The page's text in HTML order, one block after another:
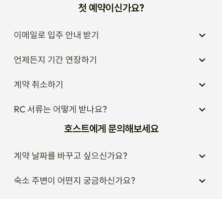
첫 예약이신가요?
이메일로 입주 안내 받기
언제든지 기간 연장하기
계약 취소하기
RC 서류는 어떻게 받나요?
호스트에게 문의해보세요
계약 날짜를 바꾸고 싶으신가요?
숙소 주변이 어떤지 궁금하신가요?